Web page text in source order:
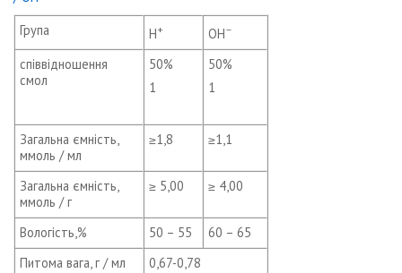
Група
H+ OH–
співвідношення
смол
50%
1
50%
1
Загальна ємність,
ммоль / мл
≥1,8 ≥1,1
Загальна ємність,
ммоль / г
≥ 5,00 ≥ 4,00
Вологість,% 50 – 55
60 – 65
Питома вага, г / мл
0,67-0,78